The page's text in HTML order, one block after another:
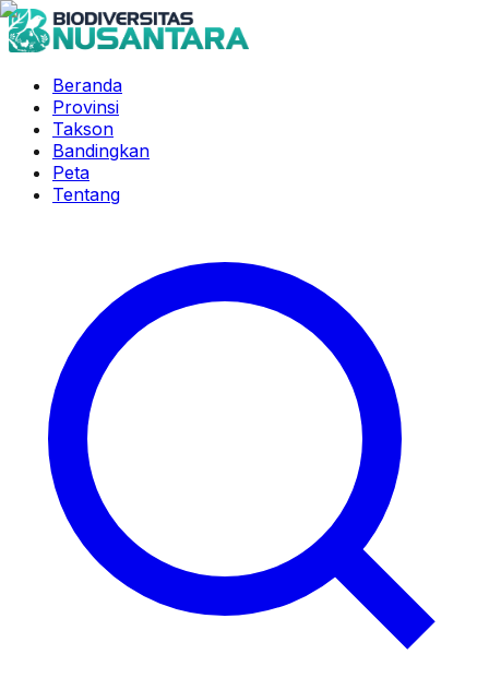
Beranda
Provinsi
Takson
Bandingkan
Peta
Tentang